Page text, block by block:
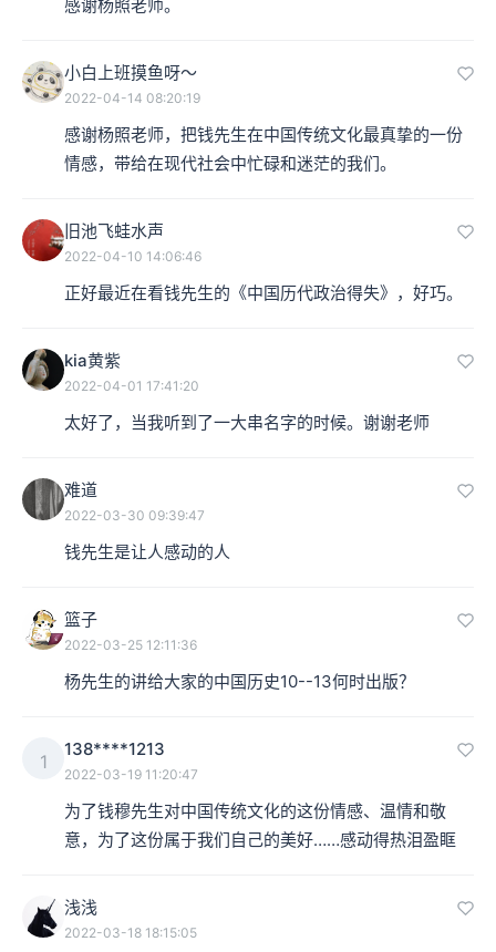
感谢杨照老师。
小白上班摸鱼呀～
2022-04-14 08:20:19
感谢杨照老师，把钱先生在中国传统文化最真挚的一份
情感，带给在现代社会中忙碌和迷茫的我们。
旧池飞蛙水声
2022-04-10 14:06:46
正好最近在看钱先生的《中国历代政治得失》，好巧。
kia黄紫
2022-04-01 17:41:20
太好了，当我听到了一大串名字的时候。谢谢老师
难道
2022-03-30 09:39:47
钱先生是让人感动的人
篮子
2022-03-25 12:11:36
杨先生的讲给大家的中国历史10--13何时出版？
1
138****1213
2022-03-19 11:20:47
为了钱穆先生对中国传统文化的这份情感、温情和敬
意，为了这份属于我们自己的美好……感动得热泪盈眶
浅浅
2022-03-18 18:15:05